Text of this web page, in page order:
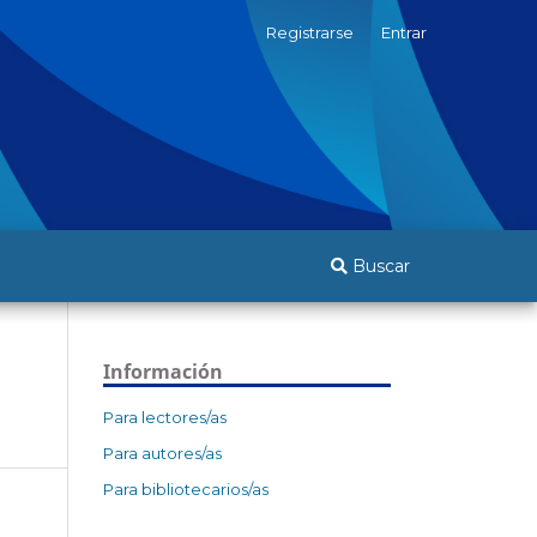
Buscar
Registrarse Entrar
Información
Para lectores/as
Para autores/as
Para bibliotecarios/as